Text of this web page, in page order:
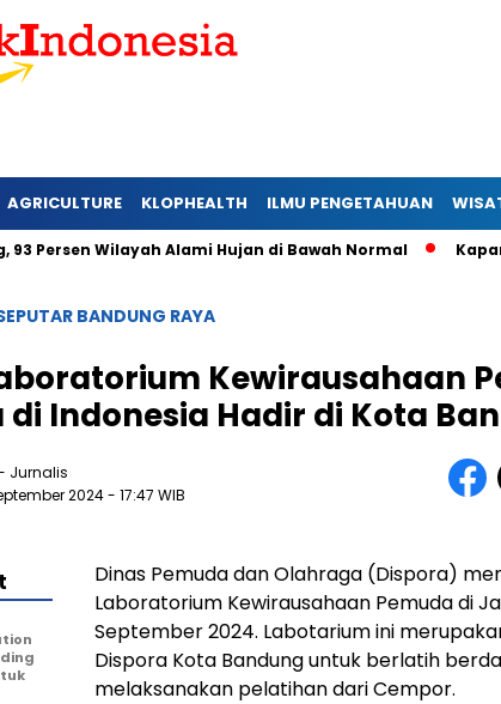
AGRICULTURE KLOPHEALTH ILMU PENGETAHUAN
Wilayah Alami Hujan di Bawah Normal Kapan
BANDUNG RAYA
Kewirausahaan
Indonesia Hadir di Kota
Jurnalis
2024- 17:47 WIB
Dinas Pemuda dan Olahraga (Dispora)
Laboratorium Kewirausahaan Pemuda di
September 2024. Labotarium ini
Dispora Kota Bandung untuk berlatih
melaksanakan pelatihan dari Cempor.